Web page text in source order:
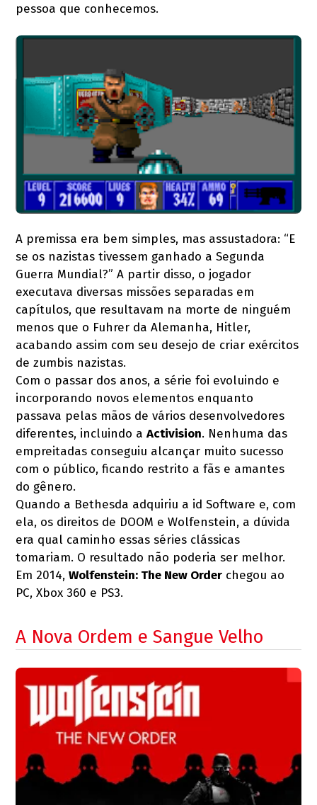
pessoa que conhecemos.
A premissa era bem simples, mas assustadora: “E
se os nazistas tivessem ganhado a Segunda
Guerra Mundial?” A partir disso, o jogador
executava diversas missões separadas em
capítulos, que resultavam na morte de ninguém
menos que o Fuhrer da Alemanha, Hitler,
acabando assim com seu desejo de criar exércitos
de zumbis nazistas.
Com o passar dos anos, a série foi evoluindo e
incorporando novos elementos enquanto
passava pelas mãos de vários desenvolvedores
diferentes, incluindo aActivision. Nenhuma das
empreitadas conseguiu alcançar muito sucesso
com o público, ficando restrito a fãs e amantes
do gênero.
Quando a Bethesda adquiriu a id Software e, com
ela, os direitos de DOOM e Wolfenstein, a dúvida
era qual caminho essas séries clássicas
tomariam. O resultado não poderia ser melhor.
Em 2014,Wolfenstein: The New Order chegou ao
PC, Xbox 360 e PS3.
A Nova Ordem e Sangue Velho